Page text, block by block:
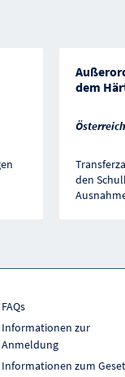
dem
Österreich
den
FAQs
Informationen zur
Anmeldung
Informationen zum